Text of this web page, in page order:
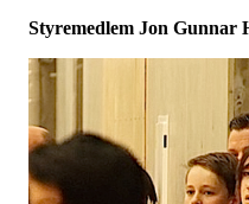
Styremedlem Jon Gunnar